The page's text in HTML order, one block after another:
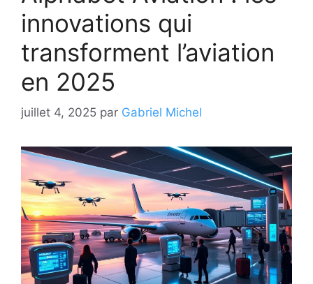
innovations qui
transforment l’aviation
en 2025
juillet 4, 2025 par Gabriel Michel